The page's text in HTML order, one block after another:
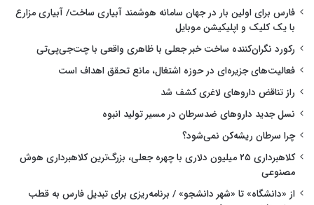
فارس برای اولین بار در جهان سامانه هوشمند آبیاری ساخت/ آبیاری مزارع
با یک کلیک و اپلیکیشن موبایل
رکورد نگران‌کننده ساخت خبر جعلی با ظاهری واقعی با چت‌جی‌پی‌تی
فعالیت‌های جزیره‌ای در حوزه اشتغال، مانع تحقق اهداف است
راز تناقض داروهای لاغری کشف شد
نسل جدید داروهای ضدسرطان در مسیر تولید انبوه
چرا سرطان ریشه‌کن نمی‌شود؟
کلاهبرداری ۲۵ میلیون دلاری با چهره جعلی، بزرگ‌ترین کلاهبرداری هوش
مصنوعی
از «دانشگاه» تا «شهر دانشجو» / برنامه‌ریزی برای تبدیل فارس به قطب